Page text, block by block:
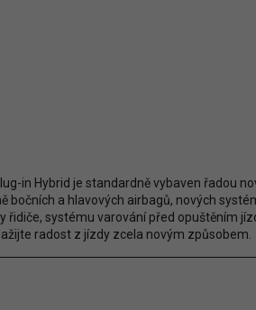
in Hybrid je standardně vybaven řadou
bočních a hlavových airbagů, nových
řidiče, systému varování před opuštěním
radost z jízdy zcela novým způsobem.